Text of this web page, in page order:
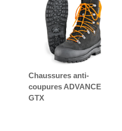
Chaussures anti-
coupures ADVANCE
GTX